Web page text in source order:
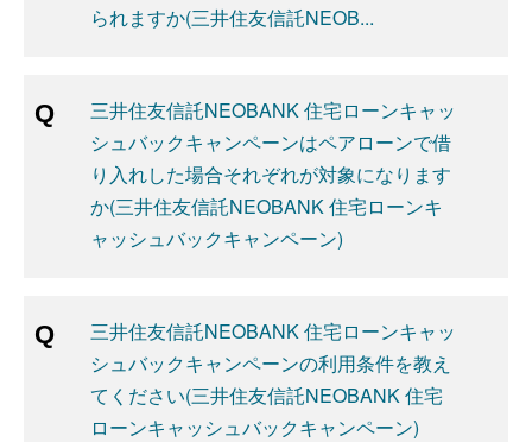
られますか(三井住友信託NEOB...
三井住友信託NEOBANK 住宅ローンキャッ
シュバックキャンペーンはペアローンで借
り入れした場合それぞれが対象になります
か(三井住友信託NEOBANK 住宅ローンキ
ャッシュバックキャンペーン)
三井住友信託NEOBANK 住宅ローンキャッ
シュバックキャンペーンの利用条件を教え
てください(三井住友信託NEOBANK 住宅
ローンキャッシュバックキャンペーン)